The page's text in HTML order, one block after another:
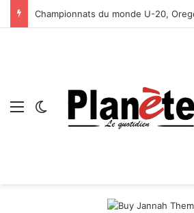
Menu Switch skin